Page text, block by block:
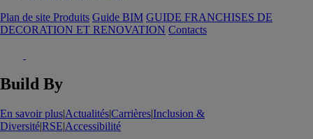
Plan de site Produits Guide BIM GUIDE FRANCHISES DE
DECORATION ET RENOVATION Contacts
Build By
En savoir plus|Actualités|Carrières|Inclusion &
Diversité|RSE|Accessibilité